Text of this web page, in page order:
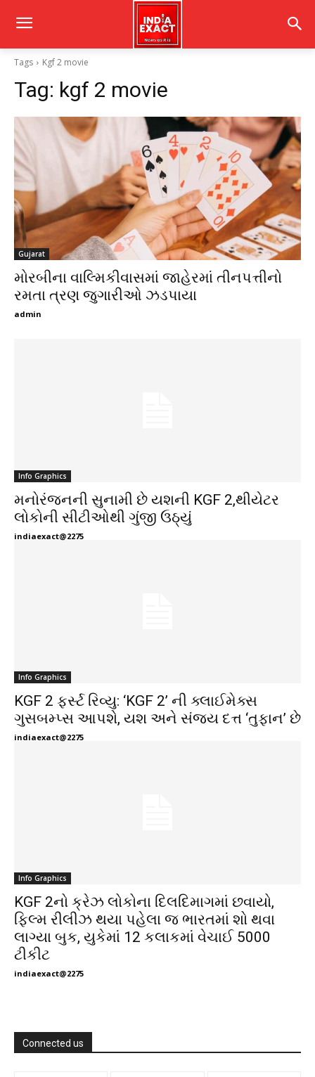
Tags Kgf 2 movie
Tag: kgf 2 movie
Gujarat
મોરબીના વાલ્મિકીવાસમાં જાહેરમાં તીનપત્તીનો
રમતા ત્રણ જુગારીઓ ઝડપાયા
admin
Info Graphics
મનોરંજનની સુનામી છે યશની KGF 2,થીયેટર
લોકોની સીટીઓથી ગુંજી ઉઠ્યું
indiaexact@2275
Info Graphics
KGF 2 ફર્સ્ટ રિવ્યુ: ‘KGF 2’ ની ક્લાઈમેક્સ
ગુસબમ્પ્સ આપશે, યશ અને સંજય દત્ત ‘તુફાન’ છે
indiaexact@2275
Info Graphics
KGF 2નો ક્રેઝ લોકોના દિલદિમાગમાં છવાયો,
ફિલ્મ રીલીઝ થયા પહેલા જ ભારતમાં શો થવા
લાગ્યા બુક, યુકેમાં 12 કલાકમાં વેચાઈ 5000
ટીકીટ
indiaexact@2275
Connected us